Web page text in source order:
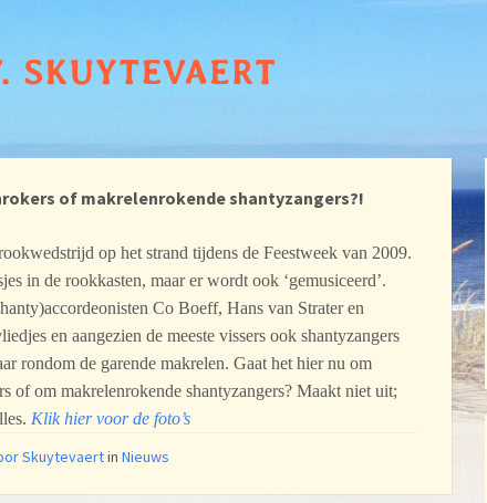
of makrelenrokende shantyzangers?!
op het strand tijdens de Feestweek van 2009.
in de rookkasten, maar er wordt ook ‘gemusiceerd’.
Co Boeff, Hans van Strater en
en aangezien de meeste vissers ook shantyzangers
rondom de garende makrelen. Gaat het hier nu om
of om makrelenrokende shantyzangers? Maakt niet uit;
Klik hier voor de foto’s
SkuytevaertinNieuws